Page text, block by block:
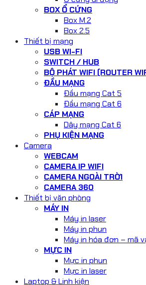
BOX Ổ CỨNG
Box M.2
Box 2.5
Thiết bị mạng
USB WI-FI
SWITCH / HUB
BỘ PHÁT WIFI (ROUTER
ĐẦU MẠNG
Đầu mạng Cat 5
Đầu mạng Cat 6
CÁP MẠNG
Dây mạng Cat 6
PHỤ KIỆN MẠNG
Camera
WEBCAM
CAMERA IP WIFI
CAMERA NGOÀI TRỜI
CAMERA 360
Thiết bị văn phòng
MÁY IN
Máy in laser
Máy in phun
Máy in hóa đơn – mã
MỰC IN
Mực in phun
Mực in laser
Laptop & Linh kiện